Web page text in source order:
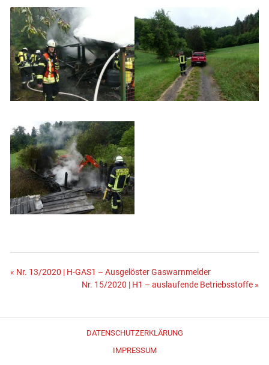
Beitragsnavigation
« Nr. 13/2020 | H-GAS1 – Ausgelöster Gaswarnmelder
Nr. 15/2020 | H1 – auslaufende Betriebsstoffe »
DATENSCHUTZERKLÄRUNG
IMPRESSUM